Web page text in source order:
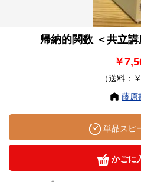
帰納的関数 ＜共立
￥
（送料：
藤原
単品スピ
かごに